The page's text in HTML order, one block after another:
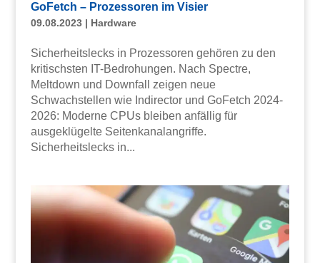
GoFetch – Prozessoren im Visier
09.08.2023| Hardware
Sicherheitslecks in Prozessoren gehören zu den
kritischsten IT-Bedrohungen. Nach Spectre,
Meltdown und Downfall zeigen neue
Schwachstellen wie Indirector und GoFetch 2024-
2026: Moderne CPUs bleiben anfällig für
ausgeklügelte Seitenkanalangriffe.
Sicherheitslecks in...